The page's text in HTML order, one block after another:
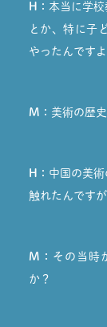
H： 本当に学
とか、特に子
やったんです
M： 美術の歴
H： 中国の美
触れたんです
M： その当時
か？